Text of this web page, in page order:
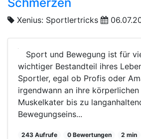
Xenius: Sportlertricks
Sport und Bewegung ist für
wichtiger Bestandteil ihres
Sportler, egal ob Profis oder
irgendwann an ihre körperlichen
Muskelkater bis zu
Bewegungseins...
243 Aufrufe 0 Bewertungen
2 min